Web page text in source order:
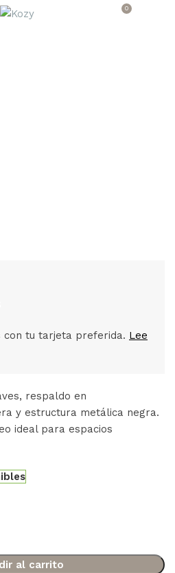
0
con tu tarjeta preferida. Lee
respaldo en
y estructura metálica negra.
ideal para espacios
al carrito